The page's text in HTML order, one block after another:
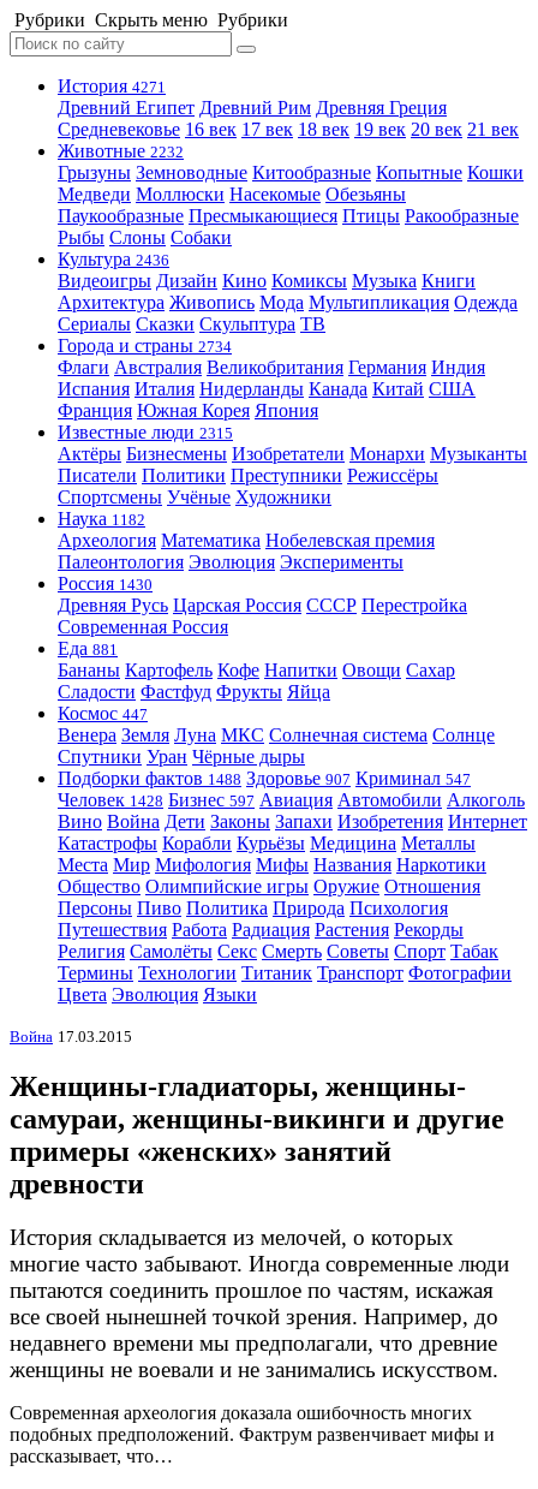
Рубрики Скрыть меню Рубрики
История 4271
Древний Египет Древний Рим Древняя Греция
Средневековье 16 век 17 век 18 век 19 век 20 век 21 век
Животные 2232
Грызуны Земноводные Китообразные Копытные Кошки
Медведи Моллюски Насекомые Обезьяны
Паукообразные Пресмыкающиеся Птицы Ракообразные
Рыбы Слоны Собаки
Культура 2436
Видеоигры Дизайн Кино Комиксы Музыка Книги
Архитектура Живопись Мода Мультипликация Одежда
Сериалы Сказки Скульптура ТВ
Города и страны 2734
Флаги Австралия Великобритания Германия Индия
Испания Италия Нидерланды Канада Китай США
Франция Южная Корея Япония
Известные люди 2315
Актёры Бизнесмены Изобретатели Монархи Музыканты
Писатели Политики Преступники Режиссёры
Спортсмены Учёные Художники
Наука 1182
Археология Математика Нобелевская премия
Палеонтология Эволюция Эксперименты
Россия 1430
Древняя Русь Царская Россия СССР Перестройка
Современная Россия
Еда 881
Бананы Картофель Кофе Напитки Овощи Сахар
Сладости Фастфуд Фрукты Яйца
Космос 447
Венера Земля Луна МКС Солнечная система Солнце
Спутники Уран Чёрные дыры
Подборки фактов 1488 Здоровье 907 Криминал 547
Человек 1428 Бизнес 597 Авиация Автомобили Алкоголь
Вино Война Дети Законы Запахи Изобретения Интернет
Катастрофы Корабли Курьёзы Медицина Металлы
Места Мир Мифология Мифы Названия Наркотики
Общество Олимпийские игры Оружие Отношения
Персоны Пиво Политика Природа Психология
Путешествия Работа Радиация Растения Рекорды
Религия Самолёты Секс Смерть Советы Спорт Табак
Термины Технологии Титаник Транспорт Фотографии
Цвета Эволюция Языки
Война 17.03.2015
Женщины-гладиаторы, женщины-
самураи, женщины-викинги и другие
примеры «женских» занятий
древности
История складывается из мелочей, о которых
многие часто забывают. Иногда современные люди
пытаются соединить прошлое по частям, искажая
все своей нынешней точкой зрения. Например, до
недавнего времени мы предполагали, что древние
женщины не воевали и не занимались искусством.
Современная археология доказала ошибочность многих
подобных предположений. Фактрум развенчивает мифы и
рассказывает, что…